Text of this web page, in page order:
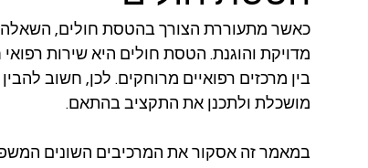
כאשר מתעוררת הצורך בהטסת חולים, השאלה
מדויקת והוגנת. הטסת חולים היא שירות
בין מרכזים רפואיים מרוחקים. לכן, חשוב
מושכלת ולתכנן את התקציב בהתאם.
במאמר זה אסקור את המרכיבים השונים